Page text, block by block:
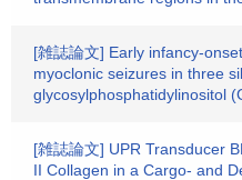
[雑誌論文] Early infancy-
myoclonic seizures in three
glycosylphosphatidylinositol
[雑誌論文] UPR Transducer
II Collagen in a Cargo- and